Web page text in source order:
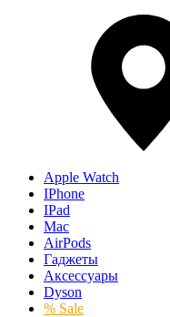
Apple Watch
IPhone
IPad
Mac
AirPods
Гаджеты
Аксессуары
Dyson
% Sale